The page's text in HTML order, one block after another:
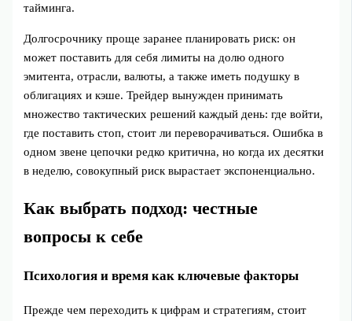
тайминга.
Долгосрочнику проще заранее планировать риск: он
может поставить для себя лимиты на долю одного
эмитента, отрасли, валюты, а также иметь подушку в
облигациях и кэше. Трейдер вынужден принимать
множество тактических решений каждый день: где войти,
где поставить стоп, стоит ли переворачиваться. Ошибка в
одном звене цепочки редко критична, но когда их десятки
в неделю, совокупный риск вырастает экспоненциально.
Как выбрать подход: честные
вопросы к себе
Психология и время как ключевые факторы
Прежде чем переходить к цифрам и стратегиям, стоит